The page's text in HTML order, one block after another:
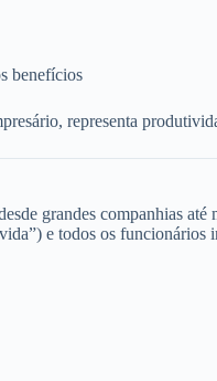
benefícios
representa
grandes companhias até
e todos os funcionários